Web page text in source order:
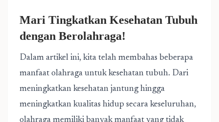
Mari Tingkatkan Kesehatan Tubuh
dengan Berolahraga!
Dalam artikel ini, kita telah membahas beberapa
manfaat olahraga untuk kesehatan tubuh. Dari
meningkatkan kesehatan jantung hingga
meningkatkan kualitas hidup secara keseluruhan,
olahraga memiliki banyak manfaat yang tidak